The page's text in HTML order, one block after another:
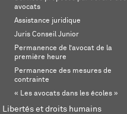
avocats
Assistance juridique
Juris Conseil Junior
Permanence de l’avocat de la
première heure
Permanence des mesures de
contrainte
« Les avocats dans les écoles »
Libertés et droits humains